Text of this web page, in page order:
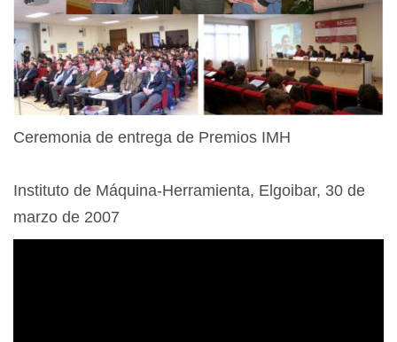
Ceremonia de entrega de Premios IMH
Instituto de Máquina-Herramienta, Elgoibar, 30 de
marzo de 2007